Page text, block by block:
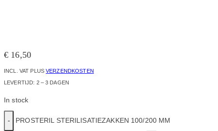
€ 16,50
INCL. VAT PLUSVERZENDKOSTEN
LEVERTIJD: 2 – 3 DAGEN
In stock
PROSTERIL STERILISATIEZAKKEN 100/200 MM